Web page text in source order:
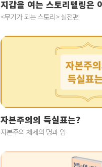
지갑을 여는 스토리텔링은
<무기가 되는 스토리> 실전편
자본주의의 득실표는?
자본주의 체제의 명과 암